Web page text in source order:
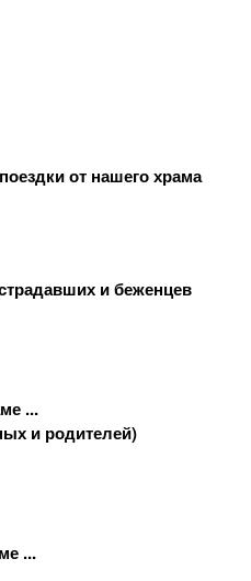
от нашего храма
и беженцев
...
и родителей)
...